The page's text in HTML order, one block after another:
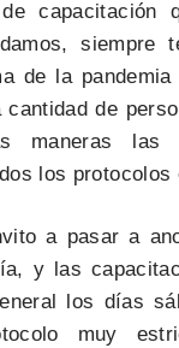
capacitación
siempre
de la
cantidad de
maneras las
los protocolos
a pasar a
y las
los días
muy